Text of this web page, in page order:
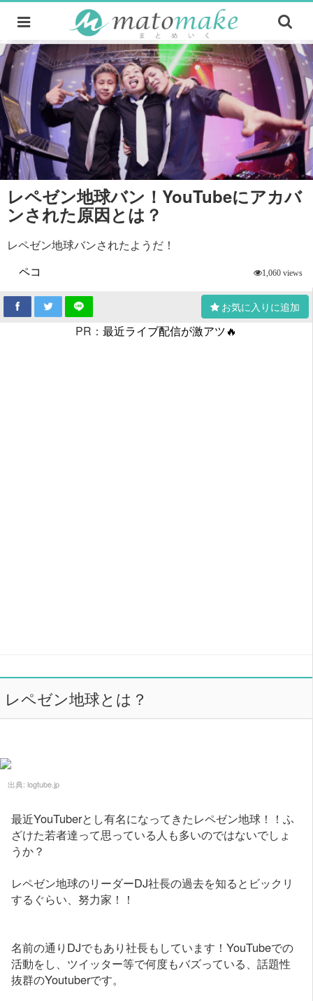
レペゼン地球バン！YouTubeにアカバ
ンされた原因とは？
レペゼン地球バンされたようだ！
ペコ
1,060 views
お気に入りに追加
PR： 最近ライブ配信が激アツ🔥
レペゼン地球とは？
出典: logtube.jp
最近YouTuberとし有名になってきたレペゼン地球！！ふ
ざけた若者達って思っている人も多いのではないでしょ
うか？
レペゼン地球のリーダーDJ社長の過去を知るとビックリ
するぐらい、努力家！！
名前の通りDJでもあり社長もしています！YouTubeでの
活動をし、ツイッター等で何度もバズっている、話題性
抜群のYoutuberです。